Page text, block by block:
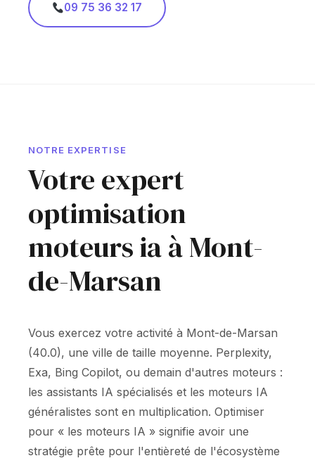
09 75 36 32 17
NOTRE EXPERTISE
Votre expert
optimisation
moteurs ia à Mont-
de-Marsan
Vous exercez votre activité à Mont-de-Marsan
(40.0), une ville de taille moyenne. Perplexity,
Exa, Bing Copilot, ou demain d'autres moteurs :
les assistants IA spécialisés et les moteurs IA
généralistes sont en multiplication. Optimiser
pour « les moteurs IA » signifie avoir une
stratégie prête pour l'entièreté de l'écosystème